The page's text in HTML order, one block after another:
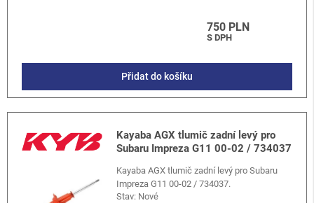
750 PLN
S DPH
Přidat do košíku
Kayaba AGX tlumič zadní levý pro
Subaru Impreza G11 00-02 / 734037
Kayaba AGX tlumič zadní levý pro Subaru
Impreza G11 00-02 / 734037.
Stav: Nové